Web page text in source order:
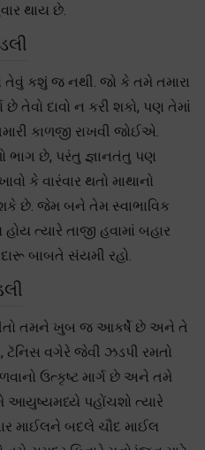
થાય છે.
તેવું કશું જ નથી. જો કે તમે તમારા
તેવો દાવો ન કરી શકો, પણ તેમાં
કાળજી રાખવી જોઈએ.
ભાગ છે, પરંતુ જ્ઞાનતંતુ પણ
કે વારંવાર થતો માથાનો
છે. જેમ બને તેમ સ્વાભાવિક
ત્યારે તાજી હવામાં બહાર
બાબતે સંયમી રહો.
તમને ખુબ જ આકર્ષે છે અને તે
ટૅનિસ વગેરે જેવી ઝડપી રમતો
ઉત્કૃષ્ટ માર્ગ છે અને તમે
આયુષ્યમધ્યે પહોંચશો ત્યારે
માઈલને બદલે ચૌદ માઈલ